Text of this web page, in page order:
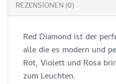
REZENSIONEN (0)
Red Diamond ist der
alle die es modern und
Rot, Violett und Rosa
zum Leuchten.